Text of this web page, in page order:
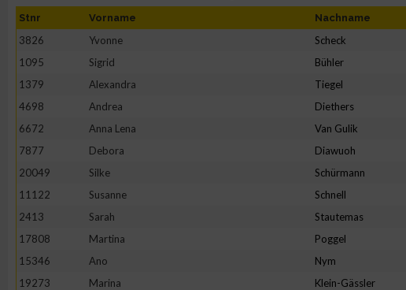
Stnr Vorname Nachname
3826 Yvonne Scheck
1095
Sigrid Bühler
1379
Alexandra Tiegel
4698
Andrea Diethers
6672
Anna Lena Van Gulik
7877
Debora Diawuoh
20049
Silke Schürmann
11122
Susanne Schnell
2413
Sarah Stautemas
17808
Martina Poggel
15346
Ano Nym
19273
Marina Klein-Gässler